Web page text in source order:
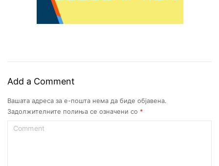
Add a Comment
Вашата адреса за е-пошта нема да биде објавена.
Задолжителните полиња се означени со *